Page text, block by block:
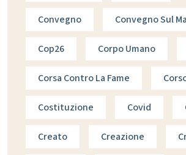
Convegno Convegno Sul
Cop26 Corpo Umano
Corsa Contro La Fame
Costituzione Covid
Creato Creazione